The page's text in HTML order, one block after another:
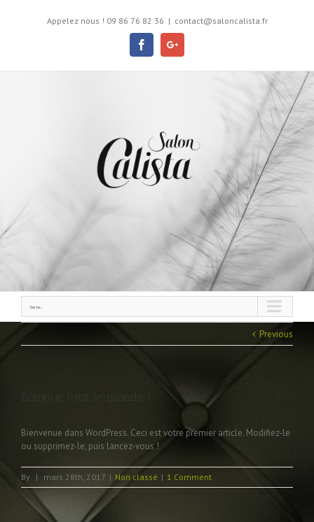
Appelez nous ! 09 86 76 82 36 | contact@saloncalista.fr
FacebookGoogle+
Go to...
Previous
Bonjour tout le monde !
Bienvenue dans WordPress. Ceci est votre premier article. Modifiez-le
ou supprimez-le, puis lancez-vous !
By | mars 28th, 2017 | Non classé | 1 Comment